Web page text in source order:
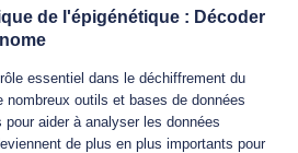
de l'épigénétique : Décoder
essentiel dans le déchiffrement du
nombreux outils et bases de données
aider à analyser les données
de plus en plus importants pour